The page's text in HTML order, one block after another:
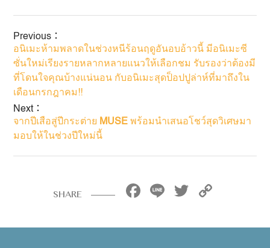
Previous：
อนิเมะห้ามพลาดในช่วงหนีร้อนฤดูอันอบอ้าวนี้ มีอนิเมะซี
ซั่นใหม่เรียงรายหลากหลายแนวให้เลือกชม รับรองว่าต้องมี
ที่โดนใจคุณบ้างแน่นอน กับอนิเมะสุดป็อปปูล่าห์ที่มาถึงใน
เดือนกรกฎาคม!!
Next：
จากปีเสือสู่ปีกระต่าย MUSEพร้อมนำเสนอโชว์สุดวิเศษมา
มอบให้ในช่วงปีใหม่นี้
SHARE Facebook
LineTwitter